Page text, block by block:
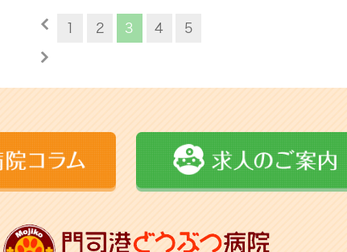
1 2 3 4 5